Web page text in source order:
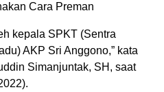
Cara Preman
kepala SPKT (Sentra
AKP Sri Anggono,” kata
Simanjuntak, SH, saat